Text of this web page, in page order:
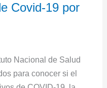
Covid-19 por
Nacional de Salud
para conocer si el